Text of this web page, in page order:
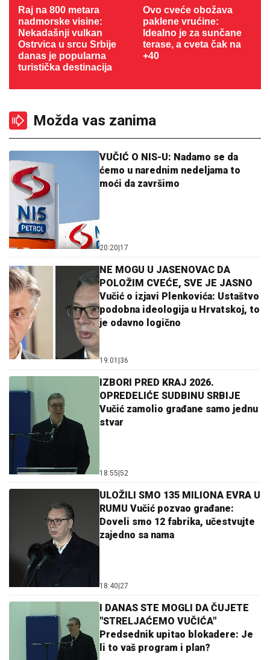
Raj na 800 metara
nadmorske visine:
Nekadašnji vulkan
Ostrvica u srcu Srbije
danas je popularna
turistička destinacija
Ovo cveće obožava
paklene vrućine:
Idealno je za sunčane
terase, a cveta čak na
+40
Možda vas zanima
VUČIĆ O NIS-U: Nadamo se da
ćemo u narednim nedeljama to
moći da završimo
20:20 17
NE MOGU U JASENOVAC DA
POLOŽIM CVEĆE, SVE JE JASNO
Vučić o izjavi Plenkovića: Ustaštvo
podobna ideologija u Hrvatskoj, to
je odavno logično
19:01 36
IZBORI PRED KRAJ 2026.
OPREDELIĆE SUDBINU SRBIJE
Vučić zamolio građane samo jednu
stvar
18:55 52
ULOŽILI SMO 135 MILIONA EVRA U
RUMU Vučić pozvao građane:
Doveli smo 12 fabrika, učestvujte
zajedno sa nama
18:40 27
I DANAS STE MOGLI DA ČUJETE
"STRELJAĆEMO VUČIĆA"
Predsednik upitao blokadere: Je
li to vaš program i plan?